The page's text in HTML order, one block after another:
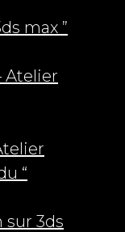
max ”
Atelier
“
sur 3ds